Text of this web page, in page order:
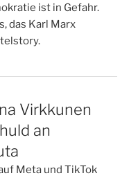
ist in Gefahr.
das Karl Marx
Virkkunen
an
Meta und TikTok